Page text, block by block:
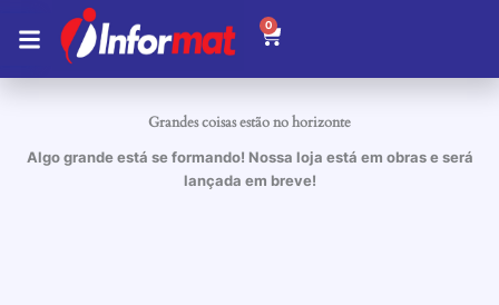
para
conteúdo
Grandes coisas estão no horizonte
Algo grande está se formando! Nossa loja está em obras e será
lançada em breve!
0
Carrinho